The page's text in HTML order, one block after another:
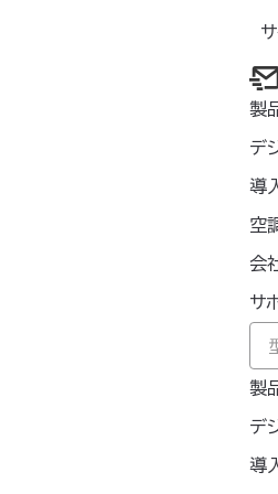
製
デ
導
空
会
サ
製
デ
導